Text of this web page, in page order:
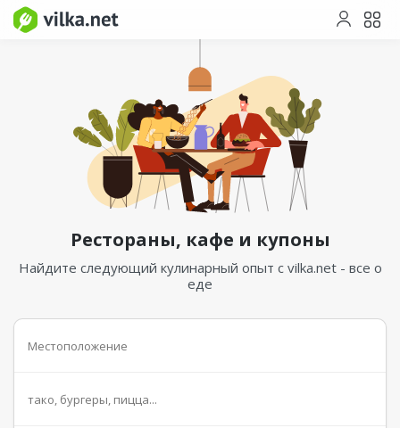
Рестораны, кафе и купоны
Найдите следующий кулинарный опыт с vilka.net - все о
еде